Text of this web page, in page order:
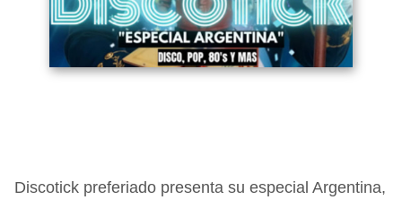
Discotick preferiado presenta su especial Argentina,